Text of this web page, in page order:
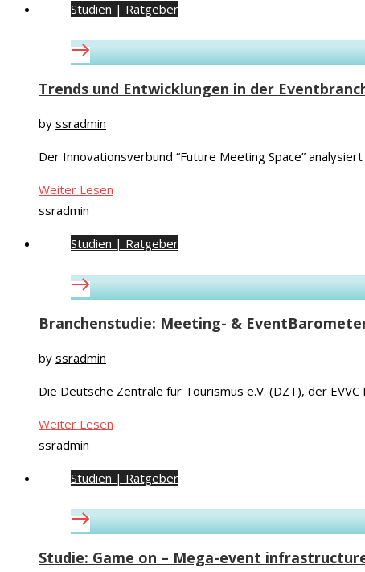
Studien | Ratgeber
Trends und Entwicklungen in der
by ssradmin
Der Innovationsverbund “Future Meeting Space”
Weiter Lesen
ssradmin
Studien | Ratgeber
Branchenstudie: Meeting- &
by ssradmin
Die Deutsche Zentrale für Tourismus e.V. (DZT), der
Weiter Lesen
ssradmin
Studien | Ratgeber
Studie: Game on – Mega-event